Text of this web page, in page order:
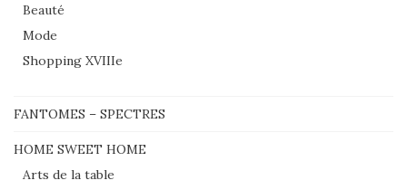
Beauté
Mode
Shopping XVIIIe
FANTOMES – SPECTRES
HOME SWEET HOME
Arts de la table